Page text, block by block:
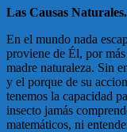
Las Causas Naturales.
En el mundo nada
proviene de Él, por
madre naturaleza. Sin
y el porque de su
tenemos la capacidad
insecto jamás
matemáticos, ni